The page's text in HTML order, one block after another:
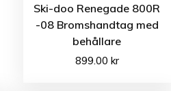
Ski-doo Renegade 800R
-08 Bromshandtag med
behållare
899.00 kr